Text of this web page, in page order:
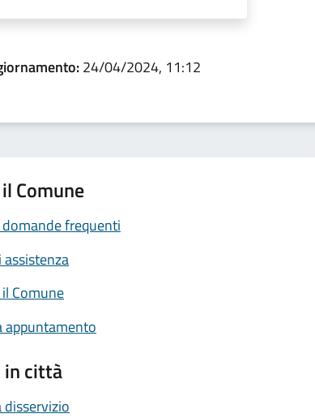
24/04/2024, 11:12
Comune
domande frequenti
assistenza
Comune
appuntamento
in città
disservizio